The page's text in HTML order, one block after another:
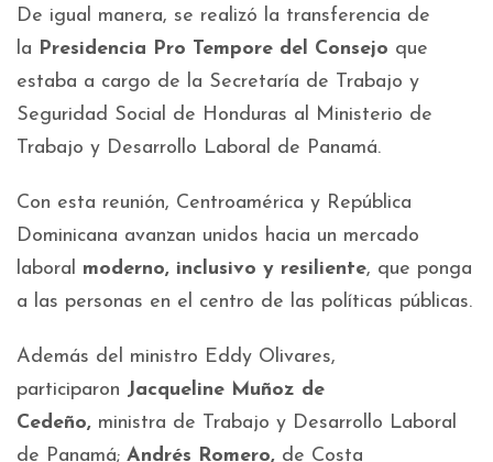
De igual manera, se realizó la transferencia de
la Presidencia Pro Tempore del Consejo que
estaba a cargo de la Secretaría de Trabajo y
Seguridad Social de Honduras al Ministerio de
Trabajo y Desarrollo Laboral de Panamá.
Con esta reunión, Centroamérica y República
Dominicana avanzan unidos hacia un mercado
laboral moderno, inclusivo y resiliente, que ponga
a las personas en el centro de las políticas públicas.
Además del ministro Eddy Olivares,
participaron Jacqueline Muñoz de
Cedeño, ministra de Trabajo y Desarrollo Laboral
de Panamá; Andrés Romero, de Costa